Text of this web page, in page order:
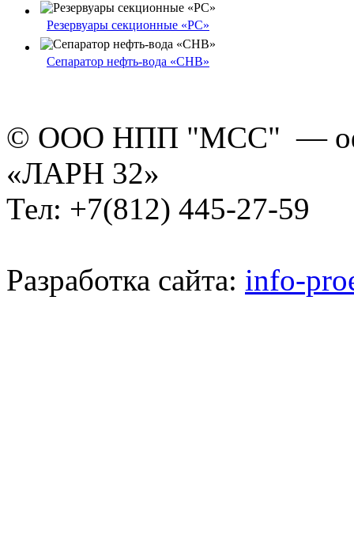
Резервуары секционные «РС»
Сепаратор нефть-вода «СНВ»
© ООО НПП "МСС" —
«ЛАРН 32»
Тел: +7(812) 445-27-59
Разработка сайта: info-